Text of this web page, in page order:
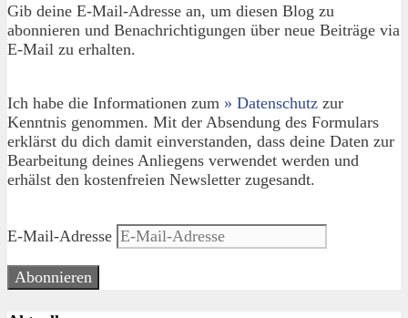
Gib deine E-Mail-Adresse an, um diesen Blog zu
abonnieren und Benachrichtigungen über neue Beiträge via
E-Mail zu erhalten.
Ich habe die Informationen zum » Datenschutz zur
Kenntnis genommen. Mit der Absendung des Formulars
erklärst du dich damit einverstanden, dass deine Daten zur
Bearbeitung deines Anliegens verwendet werden und
erhälst den kostenfreien Newsletter zugesandt.
E-Mail-Adresse
Abonnieren